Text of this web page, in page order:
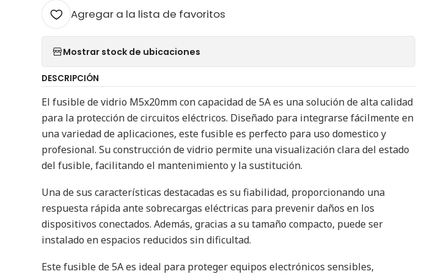
Agregar a la lista de favoritos
Mostrar stock de ubicaciones
DESCRIPCIÓN
El fusible de vidrio M5x20mm con capacidad de 5A es una solución de alta calidad
para la protección de circuitos eléctricos. Diseñado para integrarse fácilmente en
una variedad de aplicaciones, este fusible es perfecto para uso domestico y
profesional. Su construcción de vidrio permite una visualización clara del estado
del fusible, facilitando el mantenimiento y la sustitución.
Una de sus características destacadas es su fiabilidad, proporcionando una
respuesta rápida ante sobrecargas eléctricas para prevenir daños en los
dispositivos conectados. Además, gracias a su tamaño compacto, puede ser
instalado en espacios reducidos sin dificultad.
Este fusible de 5A es ideal para proteger equipos electrónicos sensibles,